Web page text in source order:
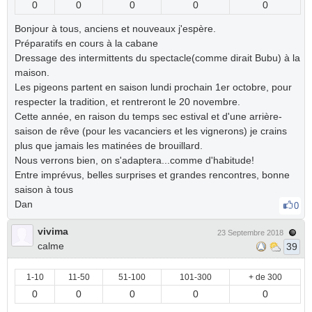
0 0 0 0 0
Bonjour à tous, anciens et nouveaux j'espère.
Préparatifs en cours à la cabane
Dressage des intermittents du spectacle(comme dirait Bubu) à la
maison.
Les pigeons partent en saison lundi prochain 1er octobre, pour
respecter la tradition, et rentreront le 20 novembre.
Cette année, en raison du temps sec estival et d'une arrière-
saison de rêve (pour les vacanciers et les vignerons) je crains
plus que jamais les matinées de brouillard.
Nous verrons bien, on s'adaptera...comme d'habitude!
Entre imprévus, belles surprises et grandes rencontres, bonne
saison à tous
Dan
0
vivima
calme
23 Septembre 2018
39
1-10 11-50 51-100 101-300 + de 300
0 0 0 0 0